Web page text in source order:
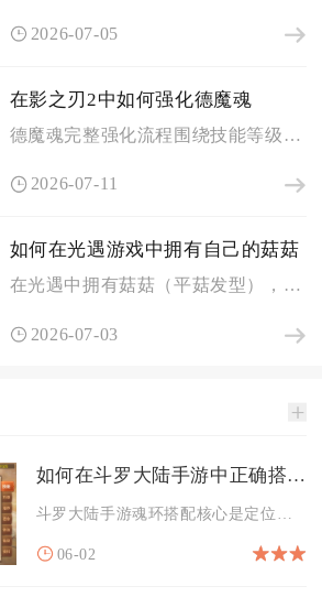
2026-07-05
在影之刃2中如何强化德魔魂
德魔魂完整强化流程围绕技能等级拉满、武器词条定向洗练、魔魂珠...
2026-07-11
如何在光遇游戏中拥有自己的菇菇
在光遇中拥有菇菇（平菇发型），核心是完整毕业霞谷地图，集齐7...
2026-07-03
如何在斗罗大陆手游中正确搭配魂换
06-02